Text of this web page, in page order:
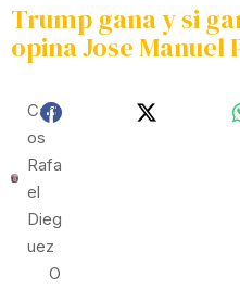
Trump gana y si
opina Jose Manuel
Carl
Os
Rafa
El
Dieg
Uez
O